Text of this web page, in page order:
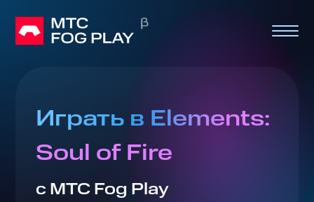
Играть в Elements:
Soul of Fire
с МТС Fog Play